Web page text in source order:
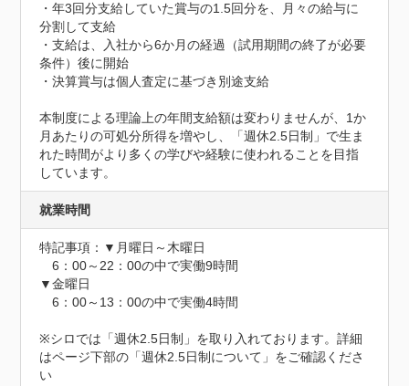
・年3回分支給していた賞与の1.5回分を、月々の給与に
分割して支給
・支給は、入社から6か月の経過（試用期間の終了が必要
条件）後に開始
・決算賞与は個人査定に基づき別途支給
本制度による理論上の年間支給額は変わりませんが、1か
月あたりの可処分所得を増やし、「週休2.5日制」で生ま
れた時間がより多くの学びや経験に使われることを目指
しています。
就業時間
特記事項：▼月曜日～木曜日
6：00～22：00の中で実働9時間
▼金曜日
6：00～13：00の中で実働4時間
※シロでは「週休2.5日制」を取り入れております。詳細
はページ下部の「週休2.5日制について」をご確認くださ
い